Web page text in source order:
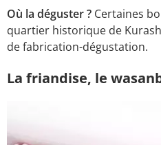
Où la déguster ? Certaines
quartier historique de
de fabrication-dégustation.
La friandise, le